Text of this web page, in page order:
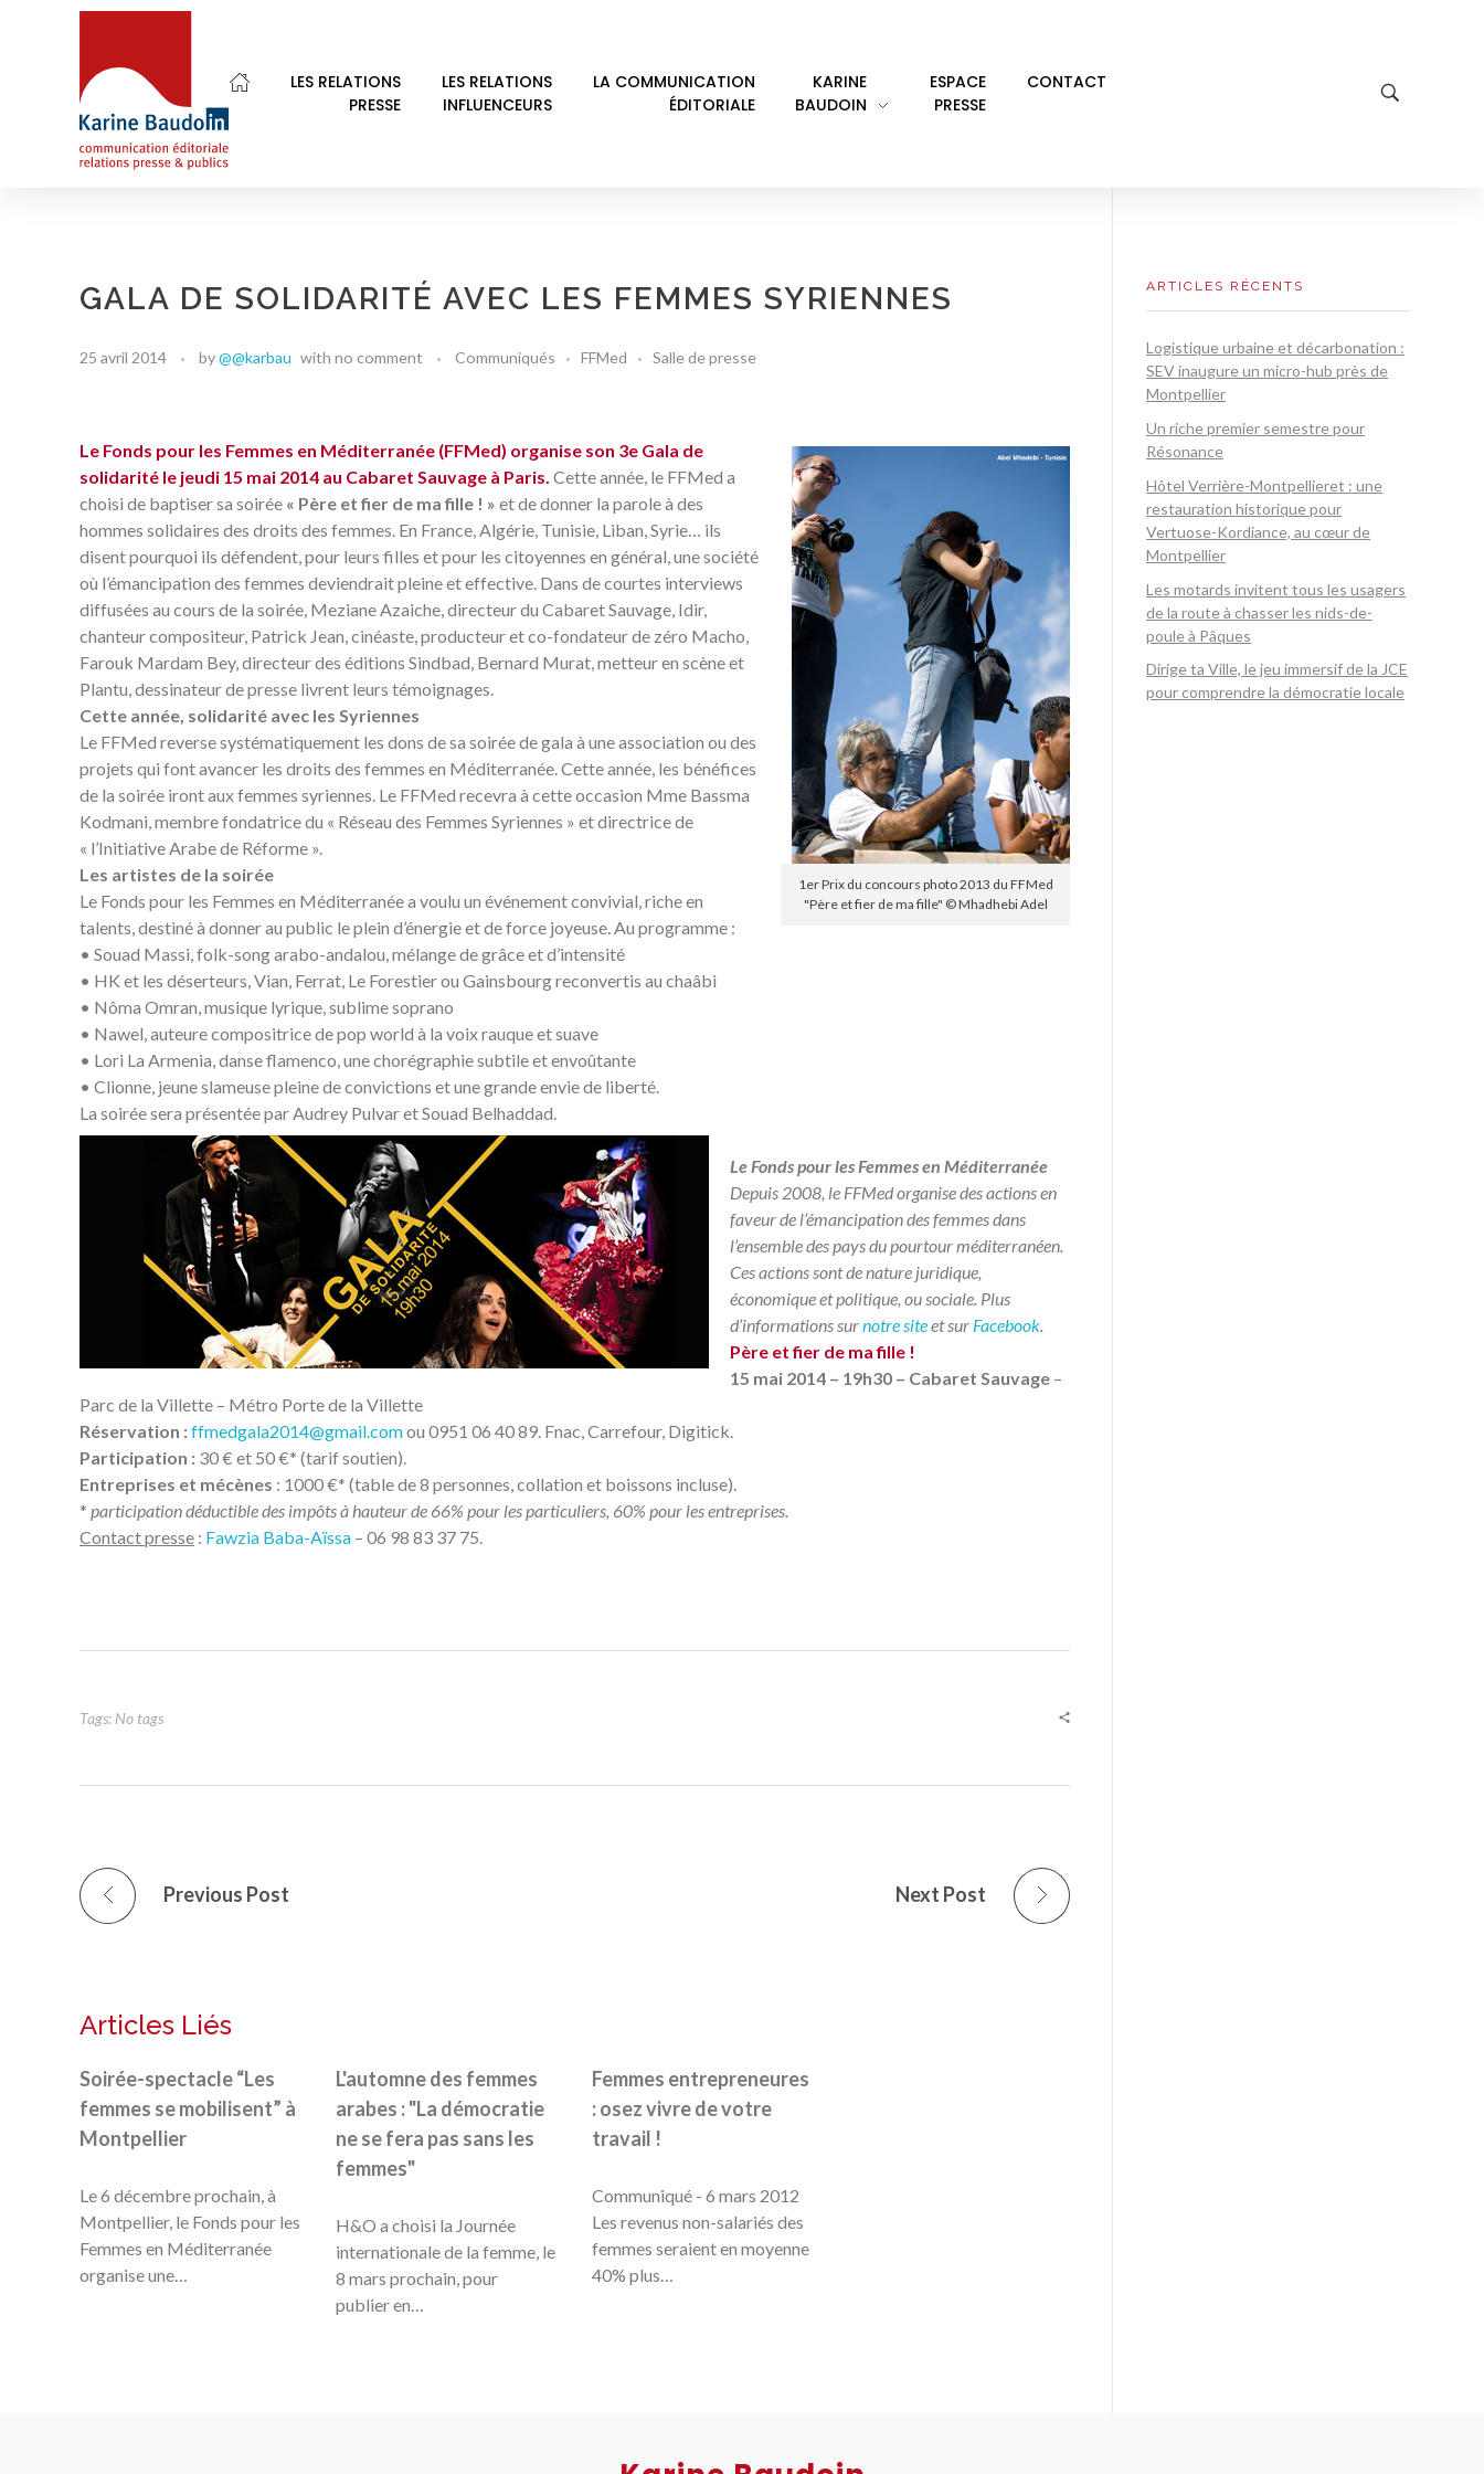
LES RELATIONS
PRESSE
LES RELATIONS
INFLUENCEURS
LA COMMUNICATION
ÉDITORIALE
KARINE
BAUDOIN
ESPACE
PRESSE
CONTACT
GALA DE SOLIDARITÉ AVEC LES FEMMES SYRIENNES
25 avril 2014 by@@karbau with no comment Communiqués FFMed Salle de presse
1er Prix du concours photo 2013 du FFMed
"Père et fier de ma fille" © Mhadhebi Adel
Le Fonds pour les Femmes en Méditerranée (FFMed) organise son 3e Gala de
solidarité le jeudi 15 mai 2014 au Cabaret Sauvage à Paris. Cette année, le FFMed a
choisi de baptiser sa soirée « Père et fier de ma fille ! » et de donner la parole à des
hommes solidaires des droits des femmes. En France, Algérie, Tunisie, Liban, Syrie… ils
disent pourquoi ils défendent, pour leurs filles et pour les citoyennes en général, une société
où l’émancipation des femmes deviendrait pleine et effective. Dans de courtes interviews
diffusées au cours de la soirée, Meziane Azaiche, directeur du Cabaret Sauvage, Idir,
chanteur compositeur, Patrick Jean, cinéaste, producteur et co-fondateur de zéro Macho,
Farouk Mardam Bey, directeur des éditions Sindbad, Bernard Murat, metteur en scène et
Plantu, dessinateur de presse livrent leurs témoignages.
Cette année, solidarité avec les Syriennes
Le FFMed reverse systématiquement les dons de sa soirée de gala à une association ou des
projets qui font avancer les droits des femmes en Méditerranée. Cette année, les bénéfices
de la soirée iront aux femmes syriennes. Le FFMed recevra à cette occasion Mme Bassma
Kodmani, membre fondatrice du « Réseau des Femmes Syriennes » et directrice de
« l’Initiative Arabe de Réforme ».
Les artistes de la soirée
Le Fonds pour les Femmes en Méditerranée a voulu un événement convivial, riche en
talents, destiné à donner au public le plein d’énergie et de force joyeuse. Au programme :
• Souad Massi, folk-song arabo-andalou, mélange de grâce et d’intensité
• HK et les déserteurs, Vian, Ferrat, Le Forestier ou Gainsbourg reconvertis au chaâbi
• Nôma Omran, musique lyrique, sublime soprano
• Nawel, auteure compositrice de pop world à la voix rauque et suave
• Lori La Armenia, danse flamenco, une chorégraphie subtile et envoûtante
• Clionne, jeune slameuse pleine de convictions et une grande envie de liberté.
La soirée sera présentée par Audrey Pulvar et Souad Belhaddad.
Le Fonds pour les Femmes en Méditerranée
Depuis 2008, le FFMed organise des actions en
faveur de l’émancipation des femmes dans
l’ensemble des pays du pourtour méditerranéen.
Ces actions sont de nature juridique,
économique et politique, ou sociale. Plus
d’informations surnotre siteet sur Facebook
Père et fier de ma fille !
15 mai 2014 – 19h30 – Cabaret Sauvage –
Parc de la Villette – Métro Porte de la Villette
Réservation :ffmedgala2014@gmail.comou 0951 06 40 89. Fnac, Carrefour, Digitick.
Participation : 30 € et 50 €* (tarif soutien).
Entreprises et mécènes : 1000 €* (table de 8 personnes, collation et boissons incluse).
* participation déductible des impôts à hauteur de 66% pour les particuliers, 60% pour les entreprises.
Contact presse : Fawzia Baba-Aïssa – 06 98 83 37 75.
Tags: No tags
Previous Post Next Post
Articles Liés
Soirée-spectacle “Les
femmes se mobilisent” à
Montpellier
Le 6 décembre prochain, à
Montpellier, le Fonds pour les
Femmes en Méditerranée
organise une…
L'automne des femmes
arabes : "La démocratie
ne se fera pas sans les
femmes"
H&O a choisi la Journée
internationale de la femme, le
8 mars prochain, pour
publier en…
Femmes entrepreneures
: osez vivre de votre
travail !
Communiqué - 6 mars 2012
Les revenus non-salariés des
femmes seraient en moyenne
40% plus…
ARTICLES RÉCENTS
Logistique urbaine et décarbonation :
SEV inaugure un micro-hub près de
Montpellier
Un riche premier semestre pour
Résonance
Hôtel Verrière-Montpellieret : une
restauration historique pour
Vertuose-Kordiance, au cœur de
Montpellier
Les motards invitent tous les usagers
de la route à chasser les nids-de-
poule à Pâques
Dirige ta Ville, le jeu immersif de la JCE
pour comprendre la démocratie locale